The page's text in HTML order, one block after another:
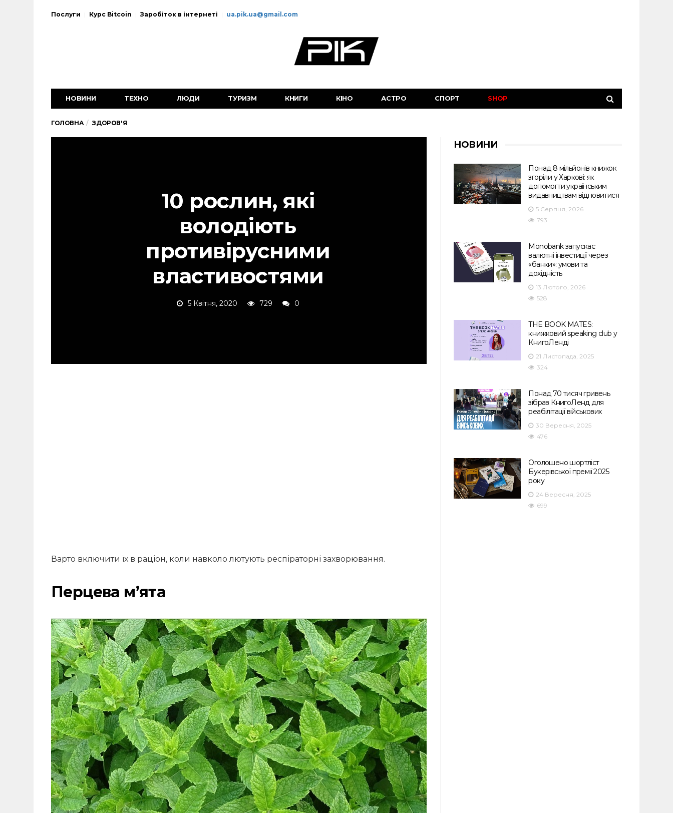
Послуги Курс Bitcoin Заробіток в інтернеті ua.pik.ua@gmail.com
НОВИНИ ТЕХНО ЛЮДИ ТУРИЗМ КНИГИ КІНО АСТРО СПОРТ SHOP
ГОЛОВНА ЗДОРОВ'Я
10 рослин, які
володіють
противірусними
властивостями
5 Квітня, 2020 729 0
Варто включити їх в раціон, коли навколо лютують респіраторні захворювання.
Перцева м’ята
НОВИНИ
Понад 8 мільйонів книжок
згоріли у Харкові: як
допомогти українським
видавництвам відновитися
5 Серпня, 2026
793
Monobank запускає
валютні інвестиції через
«банки»: умови та
дохідність
13 Лютого, 2026
528
THE BOOK MATES:
книжковий speaking club у
КнигоЛенді
21 Листопада, 2025
324
Понад 70 тисяч гривень
зібрав КнигоЛенд для
реабілітації військових
30 Вересня, 2025
476
Оголошено шортліст
Букерівської премії 2025
року
24 Вересня, 2025
699